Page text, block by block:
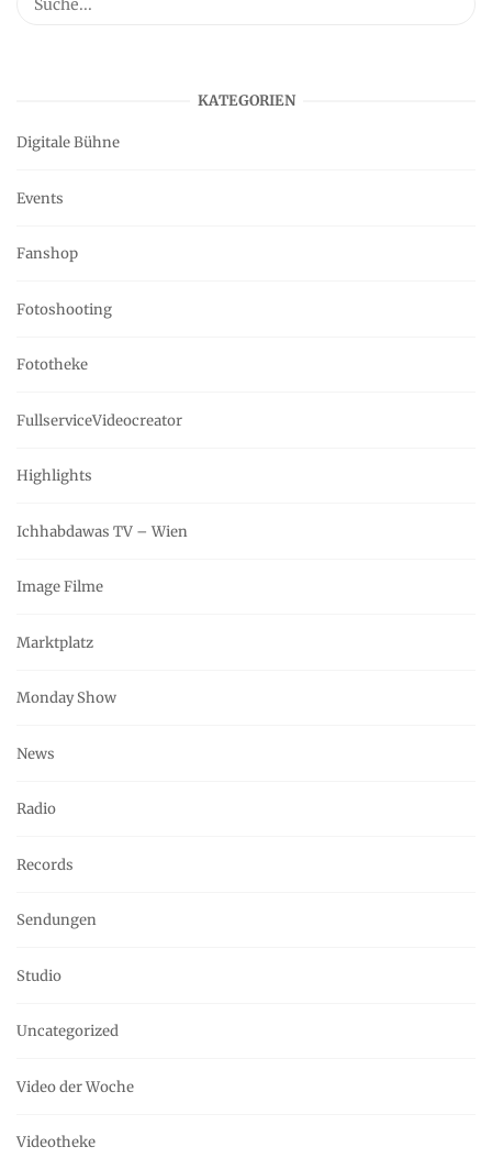
KATEGORIEN
Digitale Bühne
Events
Fanshop
Fotoshooting
Fototheke
FullserviceVideocreator
Highlights
Ichhabdawas TV – Wien
Image Filme
Marktplatz
Monday Show
News
Radio
Records
Sendungen
Studio
Uncategorized
Video der Woche
Videotheke